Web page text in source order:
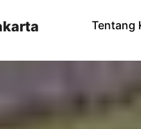
Tentang